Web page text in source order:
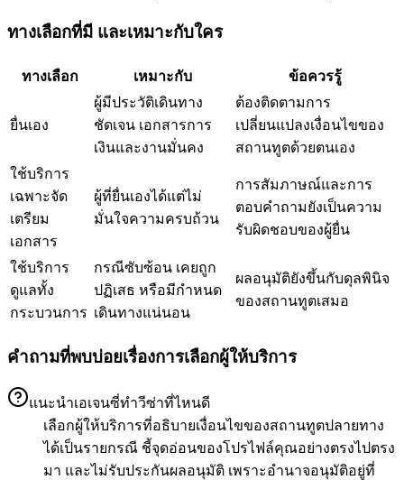
ทางเลือกที่มี และเหมาะกับใคร
ทางเลือก เหมาะกับ ข้อควรรู้
ยื่นเอง
ผู้มีประวัติเดินทาง
ชัดเจน เอกสารการ
เงินและงานมั่นคง
ต้องติดตามการ
เปลี่ยนแปลงเงื่อนไขของ
สถานทูตด้วยตนเอง
ใช้บริการ
เฉพาะจัด
เตรียม
เอกสาร
ผู้ที่ยื่นเองได้แต่ไม่
มั่นใจความครบถ้วน
การสัมภาษณ์และการ
ตอบคำถามยังเป็นความ
รับผิดชอบของผู้ยื่น
ใช้บริการ
ดูแลทั้ง
กระบวนการ
กรณีซับซ้อน เคยถูก
ปฏิเสธ หรือมีกำหนด
เดินทางแน่นอน
ผลอนุมัติยังขึ้นกับดุลพินิจ
ของสถานทูตเสมอ
คำถามที่พบบ่อยเรื่องการเลือกผู้ให้บริการ
แนะนำเอเจนซี่ทำวีซ่าที่ไหนดี
เลือกผู้ให้บริการที่อธิบายเงื่อนไขของสถานทูตปลายทาง
ได้เป็นรายกรณี ชี้จุดอ่อนของโปรไฟล์คุณอย่างตรงไปตรง
มา และไม่รับประกันผลอนุมัติ เพราะอำนาจอนุมัติอยู่ที่